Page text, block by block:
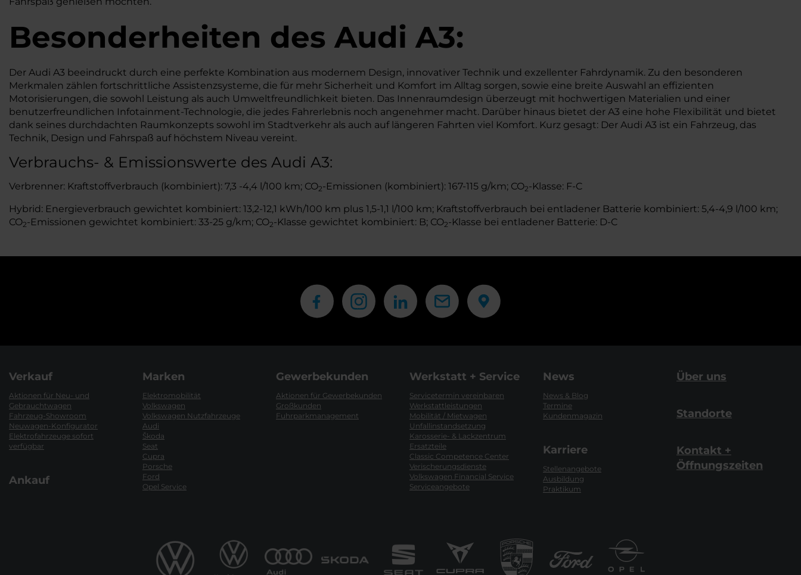
Besonderheiten des Audi A3:
Der Audi A3 beeindruckt durch eine perfekte Kombination aus modernem Design, innovativer Technik und exzellenter Fahrdynamik. Zu den besonderen
Merkmalen zählen fortschrittliche Assistenzsysteme, die für mehr Sicherheit und Komfort im Alltag sorgen, sowie eine breite Auswahl an effizienten
Motorisierungen, die sowohl Leistung als auch Umweltfreundlichkeit bieten. Das Innenraumdesign überzeugt mit hochwertigen Materialien und einer
benutzerfreundlichen Infotainment-Technologie, die jedes Fahrerlebnis noch angenehmer macht. Darüber hinaus bietet der A3 eine hohe Flexibilität und bietet
dank seines durchdachten Raumkonzepts sowohl im Stadtverkehr als auch auf längeren Fahrten viel Komfort. Kurz gesagt: Der Audi A3 ist ein Fahrzeug, das
Technik, Design und Fahrspaß auf höchstem Niveau vereint.
Verbrauchs- & Emissionswerte des Audi A3:
Verbrenner: Kraftstoffverbrauch (kombiniert): 7,3 -4,4 l/100 km; CO2-Emissionen (kombiniert): 167-115 g/km; CO2-Klasse: F-C
Hybrid: Energieverbrauch gewichtet kombiniert: 13,2-12,1 kWh/100 km plus 1,5-1,1 l/100 km; Kraftstoffverbrauch bei entladener Batterie kombiniert: 5,4-4,9 l/100 km;
CO2-Emissionen gewichtet kombiniert: 33-25 g/km; CO2-Klasse gewichtet kombiniert: B; CO2-Klasse bei entladener Batterie: D-C
Verkauf
Aktionen für Neu- und
Gebrauchtwagen
Fahrzeug-Showroom
Neuwagen-Konfigurator
Elektrofahrzeuge sofort
verfügbar
Ankauf
Marken
Elektromobilität
Volkswagen
Volkswagen Nutzfahrzeuge
Audi
Škoda
Seat
Cupra
Porsche
Ford
Opel Service
Gewerbekunden
Aktionen für Gewerbekunden
Großkunden
Fuhrparkmanagement
Werkstatt + Service
Servicetermin vereinbaren
Werkstattleistungen
Mobilität / Mietwagen
Unfallinstandsetzung
Karosserie- & Lackzentrum
Ersatzteile
Classic Competence Center
Verischerungsdienste
Volkswagen Financial Service
Serviceangebote
News
News & Blog
Termine
Kundenmagazin
Karriere
Stellenangebote
Ausbildung
Praktikum
Über uns
Standorte
Kontakt +
Öffnungszeiten